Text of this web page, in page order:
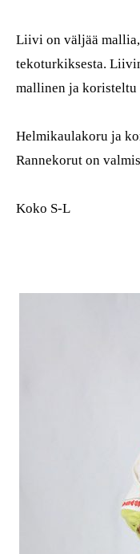
Liivi on väljää
tekoturkiksesta.
mallinen ja koristeltu
Helmikaulakoru ja
Rannekorut on
Koko S-L